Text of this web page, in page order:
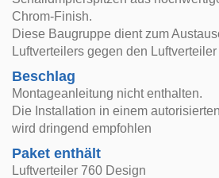
Chrom-Finish.
Diese Baugruppe dient zum
Luftverteilers gegen den
Beschlag
Montageanleitung nicht enthalten.
Die Installation in einem
wird dringend empfohlen
Paket enthält
Luftverteiler 760 Design